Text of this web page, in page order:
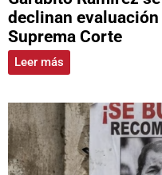
declinan
Suprema Corte
Leer más